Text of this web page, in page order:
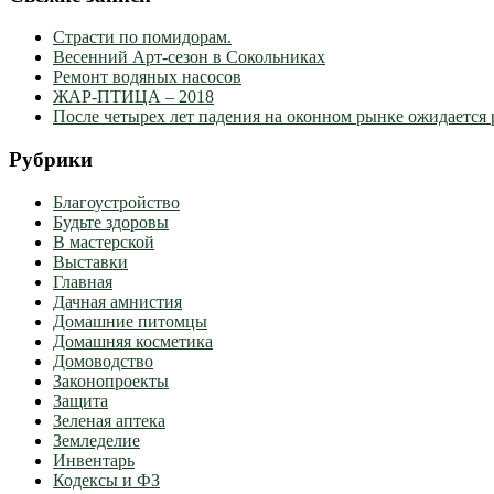
Страсти по помидорам.
Весенний Арт-сезон в Сокольниках
Ремонт водяных насосов
ЖАР-ПТИЦА – 2018
После четырех лет падения на оконном рынке ожидается
Рубрики
Благоустройство
Будьте здоровы
В мастерской
Выставки
Главная
Дачная амнистия
Домашние питомцы
Домашняя косметика
Домоводство
Законопроекты
Защита
Зеленая аптека
Земледелие
Инвентарь
Кодексы и ФЗ